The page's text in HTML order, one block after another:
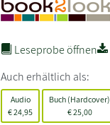
Leseprobe öffnen
Auch erhältlich als:
Audio
€24,95
Buch (Hardcover)
€25,00